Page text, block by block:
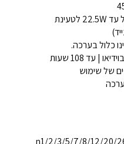
טעינה חוטית הפוכה* בהספק של עד 22.5W לטעינת
זמני שימוש: עד 27 שעות צפייה בוידיאו | עד 108 שעות
של שימוש